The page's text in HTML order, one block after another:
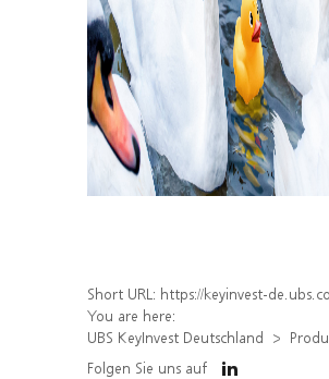
Short URL: https://keyinvest-de.ubs.com/produkt/detail/index/
You are here:
UBS KeyInvest Deutschland
Folgen Sie uns auf